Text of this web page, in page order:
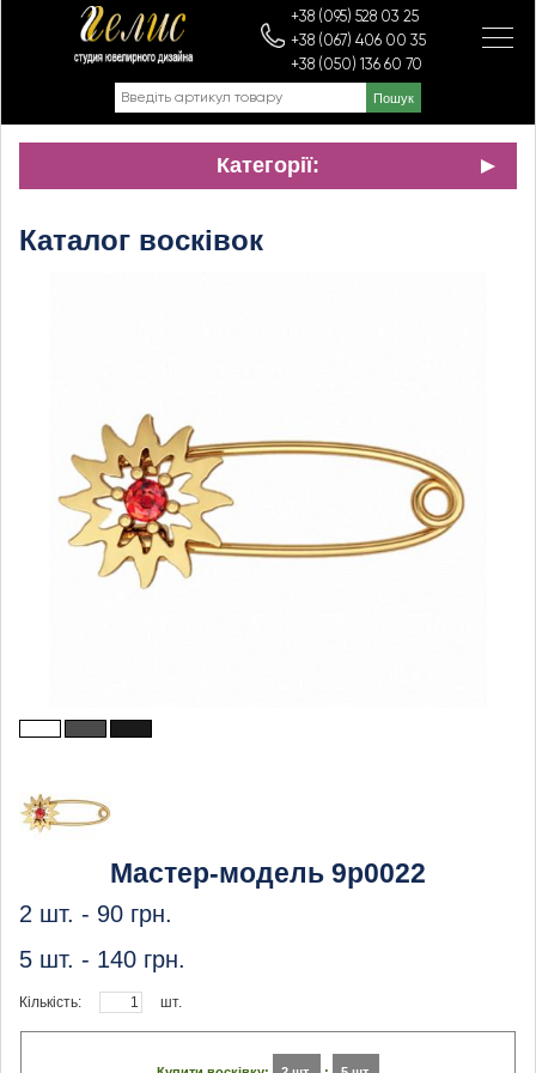
+38 (095) 528 03 25
+38 (067) 406 00 35
+38 (050) 136 60 70
Категорії:
Каталог восківок
Мастер-модель 9p0022
2 шт. - 90 грн.
5 шт. - 140 грн.
Кількість: шт.